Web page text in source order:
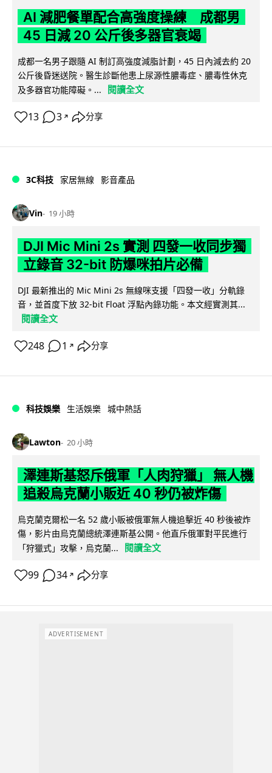
AI 減肥餐單配合高強度操練 成都男
45 日減 20 公斤後多器官衰竭
成都一名男子跟隨 AI 制訂高強度減脂計劃，45 日內減去約 20
公斤後昏迷送院。醫生診斷他患上尿源性膿毒症、膿毒性休克
及多器官功能障礙。...
閱讀全文
13 3 ↗ 分享
3C科技 家居無線 影音產品
Vin 19 小時
DJI Mic Mini 2s 實測 四發一收同步獨
立錄音 32-bit 防爆咪拍片必備
DJI 最新推出的 Mic Mini 2s 無線咪支援「四發一收」分軌錄
音，並首度下放 32-bit Float 浮點內錄功能。本文經實測其...
閱讀全文
248 1 ↗ 分享
科技娛樂 生活娛樂 城中熱話
Lawton 20 小時
澤連斯基怒斥俄軍「人肉狩獵」 無人機
追殺烏克蘭小販近 40 秒仍被炸傷
烏克蘭克爾松一名 52 歲小販被俄軍無人機追擊近 40 秒後被炸
傷，影片由烏克蘭總統澤連斯基公開。他直斥俄軍對平民進行
「狩獵式」攻擊，烏克蘭...
閱讀全文
99 34 ↗ 分享
ADVERTISEMENT